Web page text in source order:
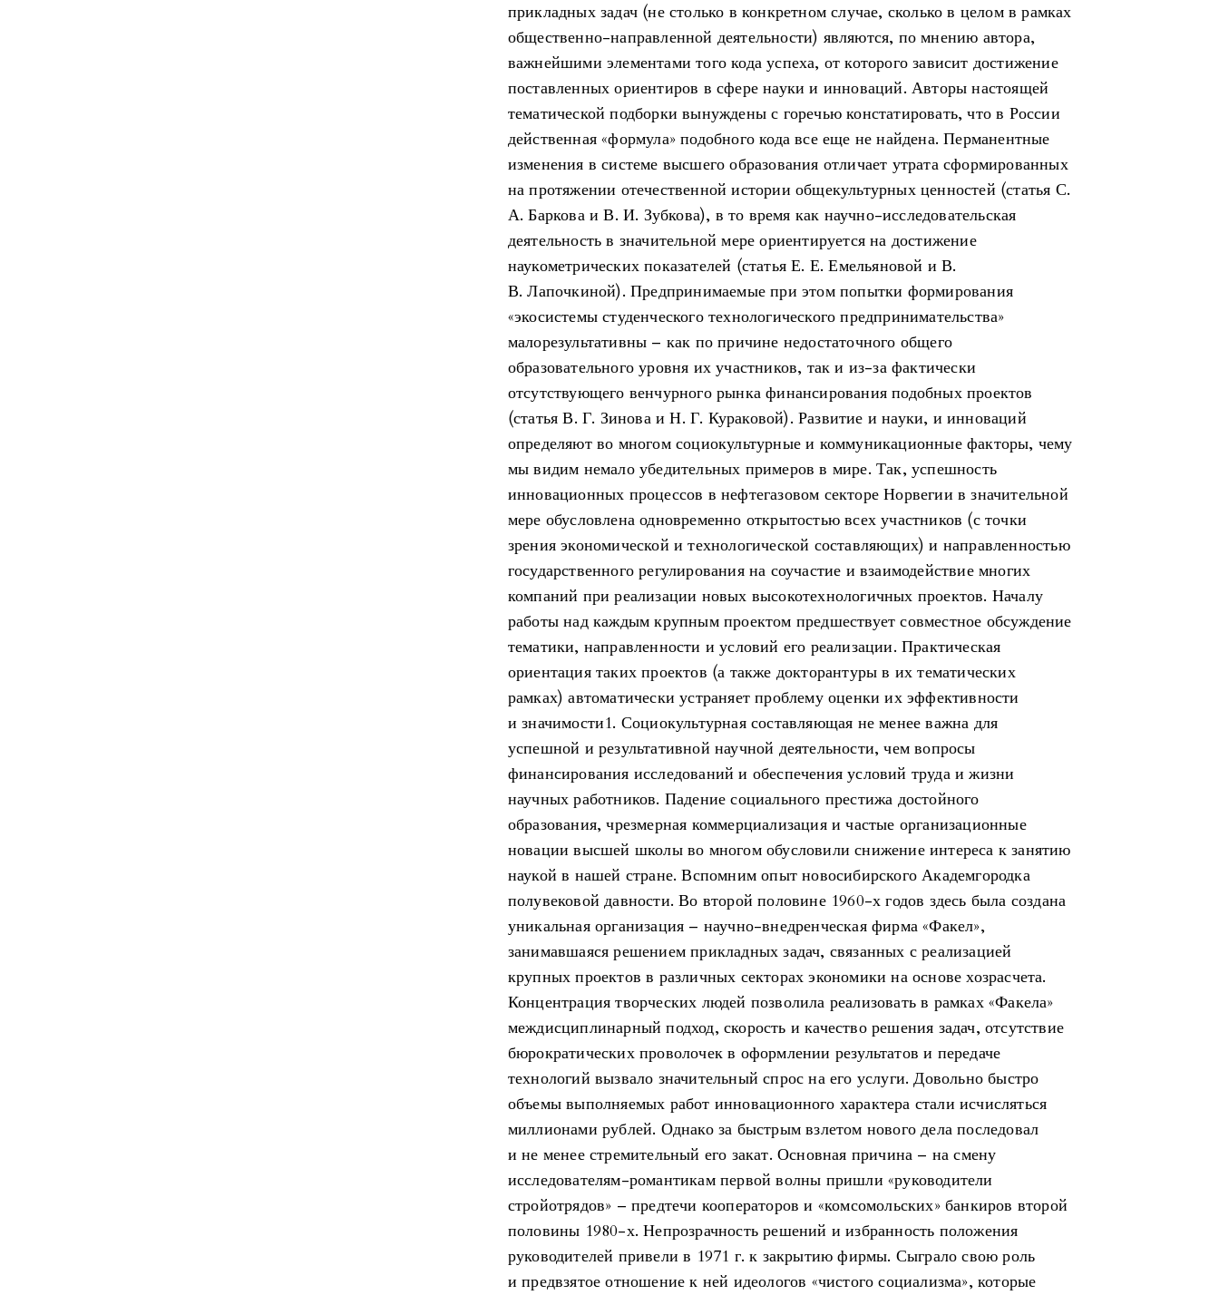
прикладных задач (не столько в конкретном случае, сколько в целом в рамках
общественно-направленной деятельности) являются, по мнению автора,
важнейшими элементами того кода успеха, от которого зависит достижение
поставленных ориентиров в сфере науки и инноваций. Авторы настоящей
тематической подборки вынуждены с горечью констатировать, что в России
действенная «формула» подобного кода все еще не найдена. Перманентные
изменения в системе высшего образования отличает утрата сформированных
на протяжении отечественной истории общекультурных ценностей (статья С.
А. Баркова и В. И. Зубкова), в то время как научно-исследовательская
деятельность в значительной мере ориентируется на достижение
наукометрических показателей (статья Е. Е. Емельяновой и В.
В. Лапочкиной). Предпринимаемые при этом попытки формирования
«экосистемы студенческого технологического предпринимательства»
малорезультативны – как по причине недостаточного общего
образовательного уровня их участников, так и из-за фактически
отсутствующего венчурного рынка финансирования подобных проектов
(статья В. Г. Зинова и Н. Г. Кураковой). Развитие и науки, и инноваций
определяют во многом социокультурные и коммуникационные факторы, чему
мы видим немало убедительных примеров в мире. Так, успешность
инновационных процессов в нефтегазовом секторе Норвегии в значительной
мере обусловлена одновременно открытостью всех участников (с точки
зрения экономической и технологической составляющих) и направленностью
государственного регулирования на соучастие и взаимодействие многих
компаний при реализации новых высокотехнологичных проектов. Началу
работы над каждым крупным проектом предшествует совместное обсуждение
тематики, направленности и условий его реализации. Практическая
ориентация таких проектов (а также докторантуры в их тематических
рамках) автоматически устраняет проблему оценки их эффективности
и значимости1. Социокультурная составляющая не менее важна для
успешной и результативной научной деятельности, чем вопросы
финансирования исследований и обеспечения условий труда и жизни
научных работников. Падение социального престижа достойного
образования, чрезмерная коммерциализация и частые организационные
новации высшей школы во многом обусловили снижение интереса к занятию
наукой в нашей стране. Вспомним опыт новосибирского Академгородка
полувековой давности. Во второй половине 1960-х годов здесь была создана
уникальная организация – научно-внедренческая фирма «Факел»,
занимавшаяся решением прикладных задач, связанных с реализацией
крупных проектов в различных секторах экономики на основе хозрасчета.
Концентрация творческих людей позволила реализовать в рамках «Факела»
междисциплинарный подход, скорость и качество решения задач, отсутствие
бюрократических проволочек в оформлении результатов и передаче
технологий вызвало значительный спрос на его услуги. Довольно быстро
объемы выполняемых работ инновационного характера стали исчисляться
миллионами рублей. Однако за быстрым взлетом нового дела последовал
и не менее стремительный его закат. Основная причина – на смену
исследователям-романтикам первой волны пришли «руководители
стройотрядов» – предтечи кооператоров и «комсомольских» банкиров второй
половины 1980-х. Непрозрачность решений и избранность положения
руководителей привели в 1971 г. к закрытию фирмы. Сыграло свою роль
и предвзятое отношение к ней идеологов «чистого социализма», которые